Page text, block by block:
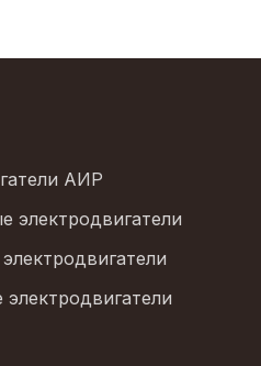
АИР
электродвигатели